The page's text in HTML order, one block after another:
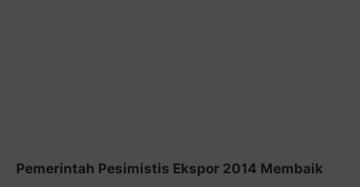
Pemerintah Pesimistis Ekspor 2014 Membaik